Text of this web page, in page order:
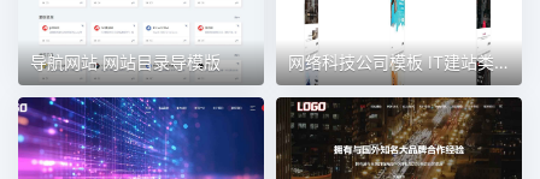
导航网站 网站目录导模版 网络科技公司模板 IT建站类网站